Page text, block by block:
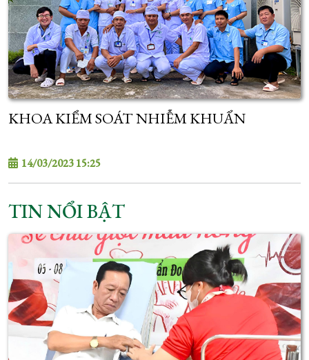
KHOA KIỂM SOÁT NHIỄM KHUẨN
14/03/2023 15:25
TIN NỔI BẬT